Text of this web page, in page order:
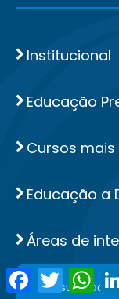
Institucional
Educação
Cursos
Educação a
Áreas de
Consulte
FacebookTwitter